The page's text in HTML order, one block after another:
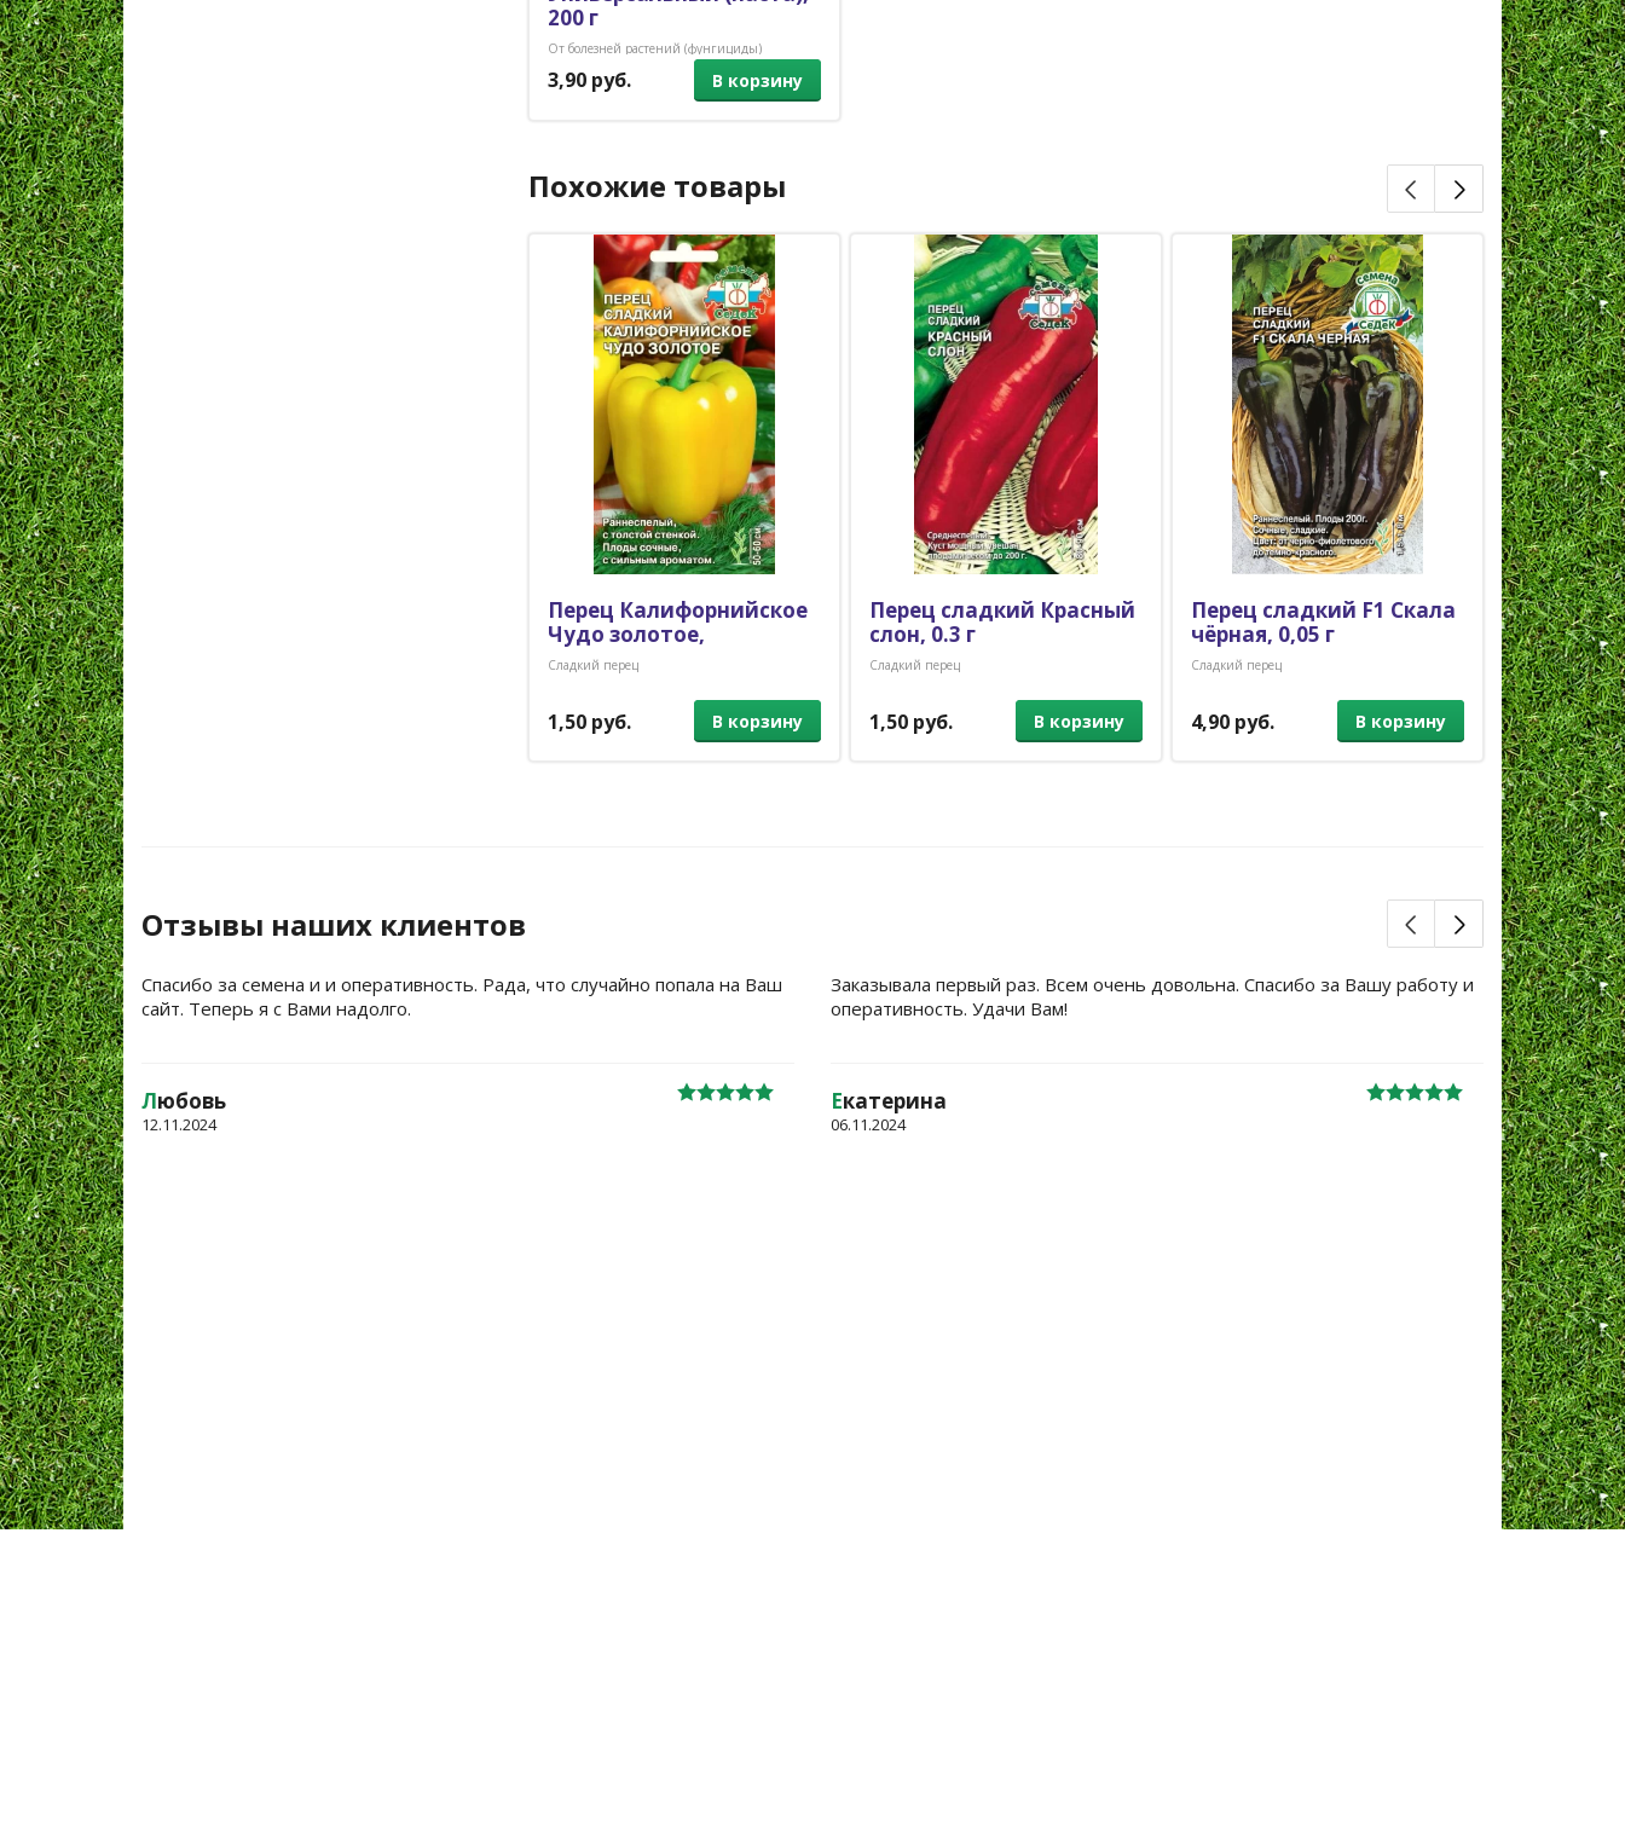
200 г
От болезней растений (фунгициды)
3,90 руб. В корзину
Похожие товары
Перец Калифорнийское
Чудо золотое,
Сладкий перец
1,50 руб. В корзину
Перец сладкий Красный
слон, 0.3 г
Сладкий перец
1,50 руб. В корзину
Перец сладкий F1 Скала
чёрная, 0,05 г
Сладкий перец
4,90 руб. В корзину
Перец
сладкий
Сладкий перец
2,50 руб.
Отзывы наших клиентов
Спасибо за семена и и оперативность. Рада, что случайно попала на Ваш
сайт. Теперь я с Вами надолго.
Любовь
12.11.2024
Заказывала первый раз. Всем очень довольна. Спасибо за Вашу работу и
оперативность. Удачи Вам!
Екатерина
06.11.2024
Большое
уже не
Жанна
06.10.2024